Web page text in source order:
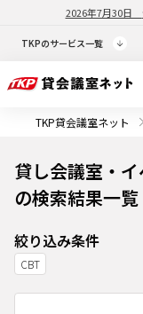
2026年7月30日
TKPのサービス一覧
TKP貸会議室ネット
貸し会議室・
の検索結果一覧
絞り込み条件
CBT